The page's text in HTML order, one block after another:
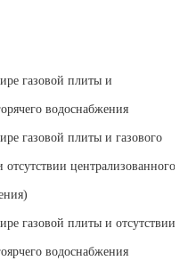
газовой плиты и
водоснабжения
газовой плиты и газового
отсутствии централизованного
газовой плиты и отсутствии
водоснабжения